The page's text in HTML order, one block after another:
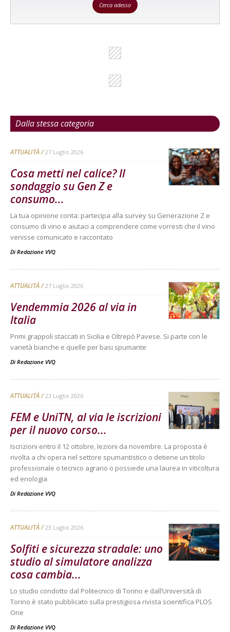
Cerca adesso
Dalla stessa categoria
ATTUALITÀ 27 Luglio 2026
Cosa metti nel calice? Il
sondaggio su Gen Z e
consumo...
La tua opinione conta: partecipa alla survey su Generazione Z e
consumo di vino e aiutaci a comprendere come vorresti che il vino
venisse comunicato e raccontato
Di Redazione VVQ
ATTUALITÀ 27 Luglio 2026
Vendemmia 2026 al via in
Italia
Primi grappoli staccati in Sicilia e Oltrepò Pavese. Si parte con le
varietà bianche e quelle per basi spumante
Di Redazione VVQ
ATTUALITÀ 23 Luglio 2026
FEM e UniTN, al via le iscrizioni
per il nuovo corso...
Iscrizioni entro il 12 ottobre, lezioni da novembre. La proposta è
rivolta a chi opera nel settore spumantistico o detiene un titolo
professionale o tecnico agrario o possiede una laurea in viticoltura
ed enologia
Di Redazione VVQ
ATTUALITÀ 23 Luglio 2026
Solfiti e sicurezza stradale: uno
studio al simulatore analizza
cosa cambia...
Lo studio condotto dal Politecnico di Torino e dall’Università di
Torino è stato pubblicato sulla prestigiosa rivista scientifica PLOS
One
Di Redazione VVQ